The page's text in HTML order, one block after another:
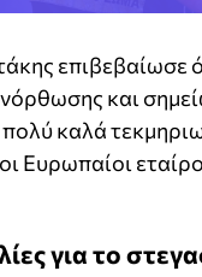
επιβεβαίωσε
και
καλά
Ευρωπαίοι
για το